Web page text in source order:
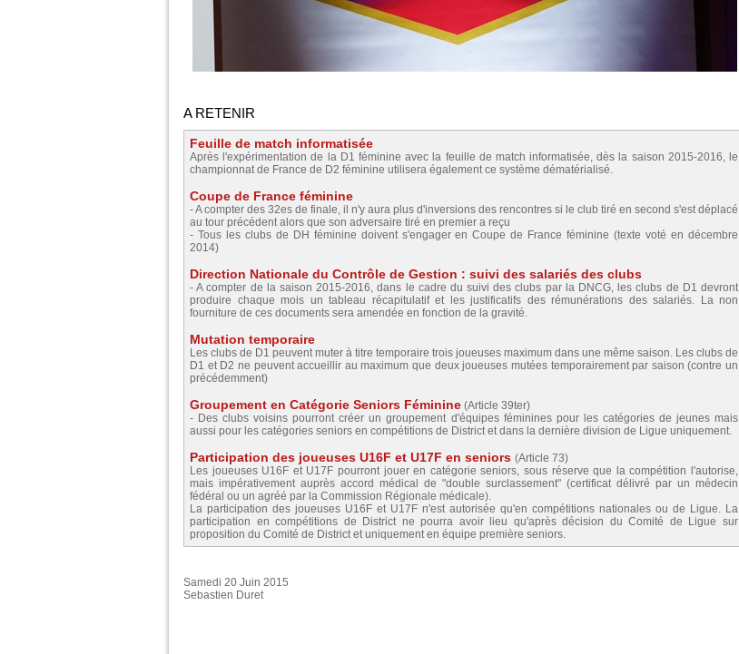
A RETENIR
Feuille de match informatisée
Après l'expérimentation de la D1 féminine avec la feuille de match informatisée, dès la saison 2015-2016, le
championnat de France de D2 féminine utilisera également ce système dématérialisé.
Coupe de France féminine
- A compter des 32es de finale, il n'y aura plus d'inversions des rencontres si le club tiré en second s'est déplacé
au tour précédent alors que son adversaire tiré en premier a reçu
- Tous les clubs de DH féminine doivent s'engager en Coupe de France féminine (texte voté en décembre
2014)
Direction Nationale du Contrôle de Gestion : suivi des salariés des clubs
- A compter de la saison 2015-2016, dans le cadre du suivi des clubs par la DNCG, les clubs de D1 devront
produire chaque mois un tableau récapitulatif et les justificatifs des rémunérations des salariés. La non
fourniture de ces documents sera amendée en fonction de la gravité.
Mutation temporaire
Les clubs de D1 peuvent muter à titre temporaire trois joueuses maximum dans une même saison. Les clubs de
D1 et D2 ne peuvent accueillir au maximum que deux joueuses mutées temporairement par saison (contre un
précédemment)
Groupement en Catégorie Seniors Féminine (Article 39ter)
- Des clubs voisins pourront créer un groupement d'équipes féminines pour les catégories de jeunes mais
aussi pour les catégories seniors en compétitions de District et dans la dernière division de Ligue uniquement.
Participation des joueuses U16F et U17F en seniors (Article 73)
Les joueuses U16F et U17F pourront jouer en catégorie seniors, sous réserve que la compétition l'autorise,
mais impérativement auprès accord médical de "double surclassement" (certificat délivré par un médecin
fédéral ou un agréé par la Commission Régionale médicale).
La participation des joueuses U16F et U17F n'est autorisée qu'en compétitions nationales ou de Ligue. La
participation en compétitions de District ne pourra avoir lieu qu'après décision du Comité de Ligue sur
proposition du Comité de District et uniquement en équipe première seniors.
Samedi 20 Juin 2015
Sebastien Duret